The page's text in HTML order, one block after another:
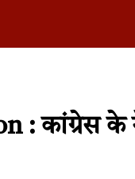
के